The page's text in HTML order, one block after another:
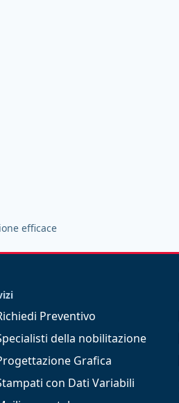
efficace
Preventivo
della nobilitazione
Grafica
con Dati Variabili